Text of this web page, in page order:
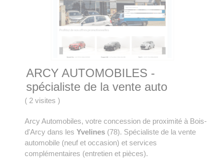
ARCY AUTOMOBILES -
spécialiste de la vente auto
( 2 visites)
Arcy Automobiles, votre concession de proximité à Bois-
d'Arcy dans lesYvelines (78). Spécialiste de la vente
automobile (neuf et occasion) et services
complémentaires (entretien et pièces).